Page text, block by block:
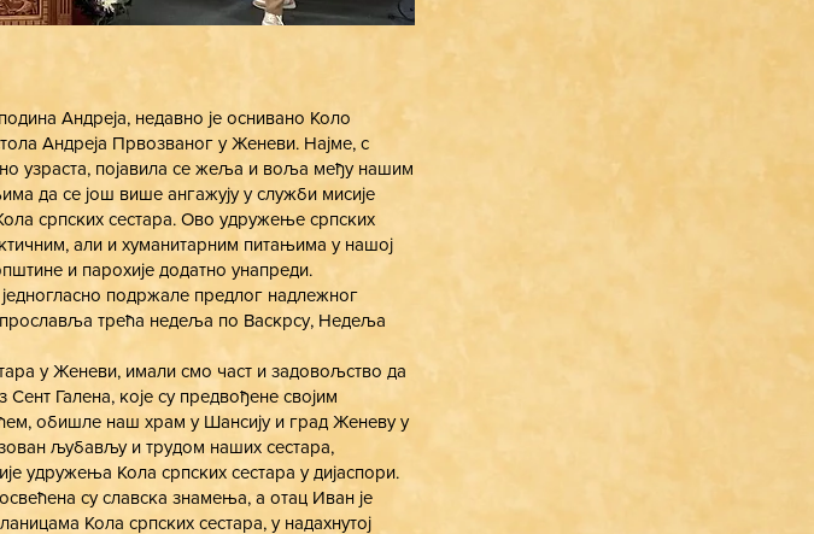
Андреја, недавно је оснивано Коло
Андреја Првозваног у Женеви. Најме, с
узраста, појавила се жеља и воља међу нашим
да се још више ангажују у служби мисије
српских сестара. Ово удружење српских
али и хуманитарним питањима у нашој
и парохије додатно унапреди.
подржале предлог надлежног
трећа недеља по Васкрсу, Недеља
у Женеви, имали смо част и задовољство да
Галена, које су предвођене својим
обишле наш храм у Шансију и град Женеву у
љубављу и трудом наших сестара,
удружења Кола српских сестара у дијаспори.
су славска знамења, а отац Иван је
Кола српских сестара, у надахнутој